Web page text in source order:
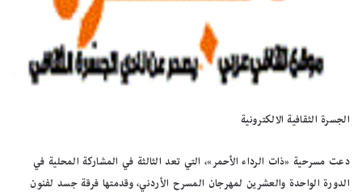
الجسرة الثقافية الالكترونية
دعت مسرحية «ذات الرداء الأحمر»، التي تعد الثالثة في المشاركة المحلية في
الدورة الواحدة والعشرين لمهرجان المسرح الأردني، وقدمتها فرقة جسد لفنون